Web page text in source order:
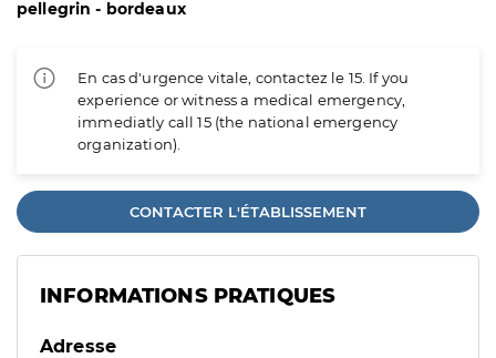
pellegrin - bordeaux
En cas d'urgence vitale, contactez le 15. If you
experience or witness a medical emergency,
immediatly call 15 (the national emergency
organization).
CONTACTER L'ÉTABLISSEMENT
INFORMATIONS PRATIQUES
Adresse